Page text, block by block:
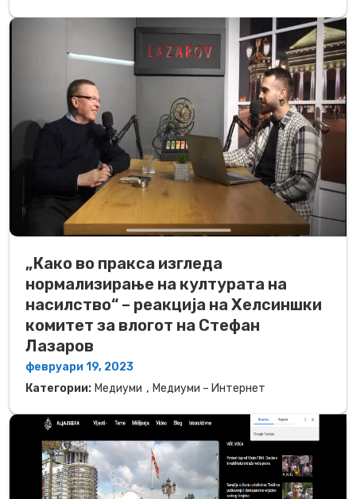
„Како во пракса изгледа
нормализирање на културата на
насилство“ – реакција на Хелсиншки
комитет за влогот на Стефан
Лазаров
февруари 19, 2023
Категории: Медиуми , Медиуми – Интернет